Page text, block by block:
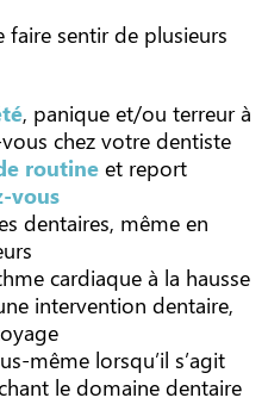
sentir de plusieurs
, panique et/ou terreur à
chez votre dentiste
routine et report
vous
dentaires, même en
cardiaque à la hausse
intervention dentaire,
même lorsqu’il s’agit
le domaine dentaire